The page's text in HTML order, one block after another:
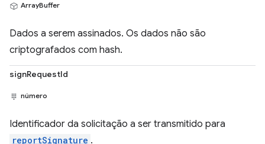
ArrayBuffer
Dados a serem assinados. Os dados não são
criptografados com hash.
signRequestId
número
Identificador da solicitação a ser transmitido para
reportSignature .